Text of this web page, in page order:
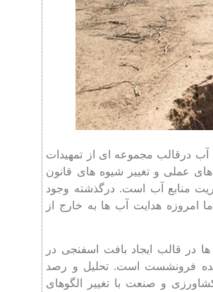
درقالب مجموعه ‌ای از تمهیدات
عملی و تغییر شیوه های قانون
منابع آب است. درگذشته وجود
امروزه هدایت آب ‌ها به خارج از
در قالب ایجاد بافت اسفنجی در
فرونشست است. تحلیل و رصد
و صنعت با تغییر الگوهای